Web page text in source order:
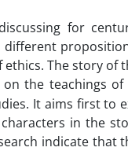
for
different
The story of
the teachings of
It aims first to
in the
indicate that